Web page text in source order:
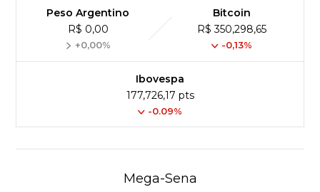
Peso Argentino
R$ 0,00
+0,00%
Bitcoin
R$ 350,298,65
-0,13%
Ibovespa
177,726,17 pts
-0.09%
Mega-Sena